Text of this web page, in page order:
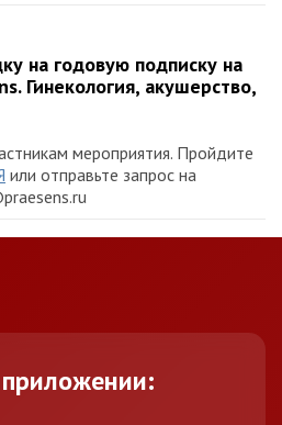
на годовую подписку на
Гинекология, акушерство,
мероприятия. Пройдите
или отправьте запрос на